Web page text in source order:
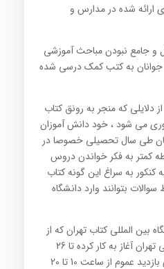
ارائه شده در مدارس و
و جامع نبودن مباحث آموزشی
جوانان به کتب کمک درسی شده
که منجر به رونق کتاب
می شود ، خود دانش آموزان
طی سال تحصیلی خصوصا در
کمتر به فکر خواندن دروس
کنکور به سراغ این گونه کتاب
بتوانند وارد دانشگاه
المللی کتاب تهران که از
چهارشنبه گذشته در مصلی تهران آغاز به کار کرده تا 26
اردیبهشت ماه جاری برای بازدید عموم از ساعت 10 تا 20